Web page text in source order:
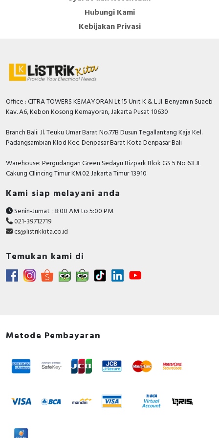
Hubungi Kami
Kebijakan Privasi
Office : CITRA TOWERS KEMAYORAN Lt.15 Unit K & L Jl. Benyamin Suaeb
Kav. A6, Kebon Kosong Kemayoran, Jakarta Pusat 10630
Branch Bali: Jl. Teuku Umar Barat No.77B Dusun Tegallantang Kaja Kel.
Padangsambian Klod Kec. Denpasar Barat Kota Denpasar Bali
Warehouse: Pergudangan Green Sedayu Bizpark Blok GS 5 No 63 JL
Cakung CIlincing Timur KM.02 Jakarta Timur 13910
Kami siap melayani anda
Senin-Jumat : 8:00 AM to 5:00 PM
021-39712719
cs@listrikkita.co.id
Temukan kami di
Metode Pembayaran